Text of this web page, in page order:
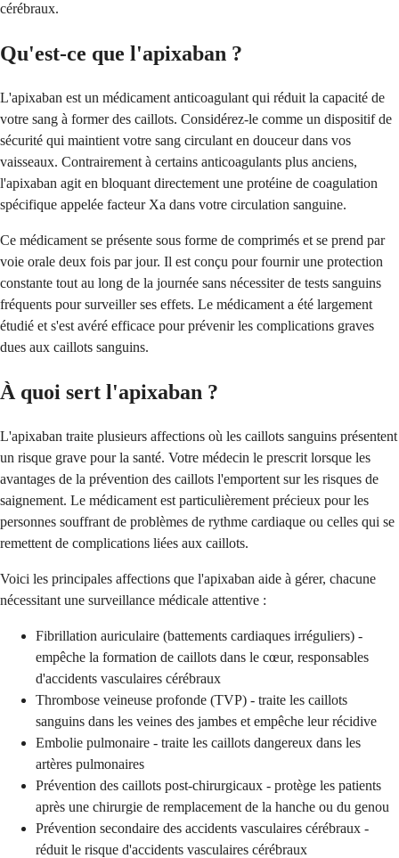
cérébraux.
Qu'est-ce que l'apixaban ?
L'apixaban est un médicament anticoagulant qui réduit la capacité de
votre sang à former des caillots. Considérez-le comme un dispositif de
sécurité qui maintient votre sang circulant en douceur dans vos
vaisseaux. Contrairement à certains anticoagulants plus anciens,
l'apixaban agit en bloquant directement une protéine de coagulation
spécifique appelée facteur Xa dans votre circulation sanguine.
Ce médicament se présente sous forme de comprimés et se prend par
voie orale deux fois par jour. Il est conçu pour fournir une protection
constante tout au long de la journée sans nécessiter de tests sanguins
fréquents pour surveiller ses effets. Le médicament a été largement
étudié et s'est avéré efficace pour prévenir les complications graves
dues aux caillots sanguins.
À quoi sert l'apixaban ?
L'apixaban traite plusieurs affections où les caillots sanguins présentent
un risque grave pour la santé. Votre médecin le prescrit lorsque les
avantages de la prévention des caillots l'emportent sur les risques de
saignement. Le médicament est particulièrement précieux pour les
personnes souffrant de problèmes de rythme cardiaque ou celles qui se
remettent de complications liées aux caillots.
Voici les principales affections que l'apixaban aide à gérer, chacune
nécessitant une surveillance médicale attentive :
Fibrillation auriculaire (battements cardiaques irréguliers) -
empêche la formation de caillots dans le cœur, responsables
d'accidents vasculaires cérébraux
Thrombose veineuse profonde (TVP) - traite les caillots
sanguins dans les veines des jambes et empêche leur récidive
Embolie pulmonaire - traite les caillots dangereux dans les
artères pulmonaires
Prévention des caillots post-chirurgicaux - protège les patients
après une chirurgie de remplacement de la hanche ou du genou
Prévention secondaire des accidents vasculaires cérébraux -
réduit le risque d'accidents vasculaires cérébraux